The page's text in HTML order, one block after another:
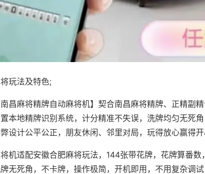
玩法及特色;
南昌麻将精牌自动麻将机】契合南昌麻将精牌、正精副
本地精牌识别系统，计分精准不失误，洗牌均匀无死
设计公平公正，朋友休闲、邻里对局，玩得放心赢得开
机适配安徽合肥麻将玩法，144张带花牌，花牌算番
无死角，不卡牌，操作极简，开机即用，不用复杂调